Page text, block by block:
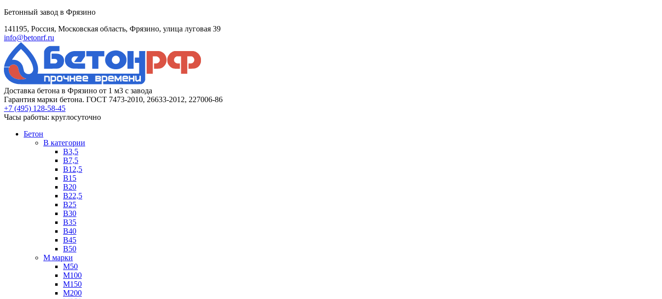
Бетонный завод в Фрязино
141195, Россия, Московская область, Фрязино, улица луговая 39
info@betonrf.ru
Доставка бетона в Фрязино от 1 м3 с завода
Гарантия марки бетона. ГОСТ 7473-2010, 26633-2012, 227006-86
+7 (495) 128-58-45
Часы работы: круглосуточно
Бетон
B категории
B3,5
B7,5
B12,5
B15
B20
B22,5
B25
B30
B35
B40
B45
B50
М марки
М50
М100
М150
М200